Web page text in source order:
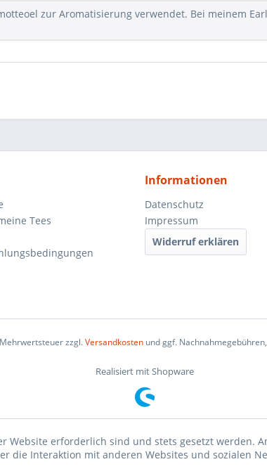
zur Aromatisierung verwendet. Bei meinem
Tees
Informationen
Datenschutz
Impressum
Widerruf erklären
zzgl.Versandkostenund ggf.
Realisiert mit Shopware
Website erforderlich sind und stets gesetzt werden.
die Interaktion mit anderen Websites und sozialen